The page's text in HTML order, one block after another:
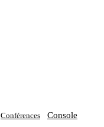
Conférences Console